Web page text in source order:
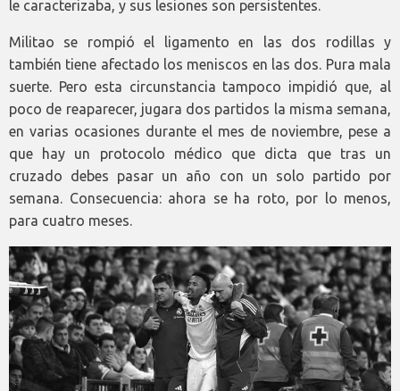
le caracterizaba, y sus lesiones son persistentes.
Militao se rompió el ligamento en las dos rodillas y
también tiene afectado los meniscos en las dos. Pura mala
suerte. Pero esta circunstancia tampoco impidió que, al
poco de reaparecer, jugara dos partidos la misma semana,
en varias ocasiones durante el mes de noviembre, pese a
que hay un protocolo médico que dicta que tras un
cruzado debes pasar un año con un solo partido por
semana. Consecuencia: ahora se ha roto, por lo menos,
para cuatro meses.